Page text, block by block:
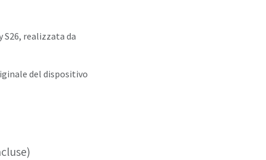
realizzata da
del dispositivo